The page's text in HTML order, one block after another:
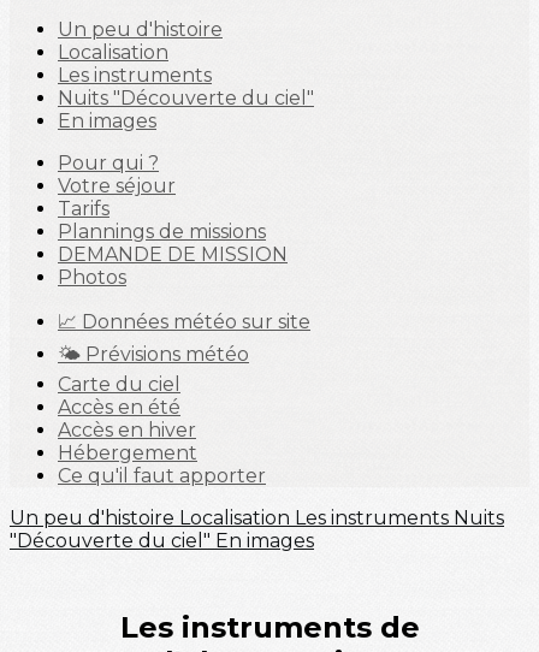
Un peu d'histoire
Localisation
Les instruments
Nuits "Découverte du ciel"
En images
Pour qui ?
Votre séjour
Tarifs
Plannings de missions
DEMANDE DE MISSION
Photos
📈 Données météo sur site
🌤️ Prévisions météo
Carte du ciel
Accès en été
Accès en hiver
Hébergement
Ce qu'il faut apporter
Un peu d'histoire Localisation Les instruments Nuits
"Découverte du ciel" En images
Les instruments de